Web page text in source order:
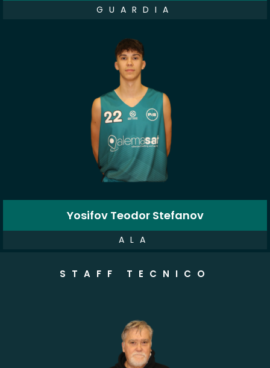
GUARDIA
Yosifov Teodor Stefanov
ALA
STAFF TECNICO